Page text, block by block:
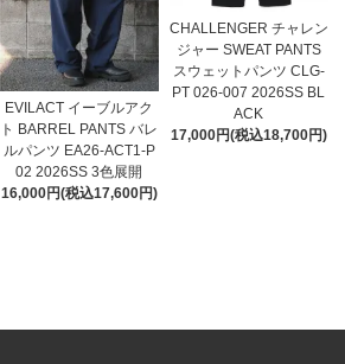
EVILACT イーブルアク
ト BARREL PANTS バレ
ルパンツ EA26-ACT1-P
02 2026SS 3色展開
16,000円(税込17,600円)
CHALLENGER チャレン
ジャー SWEAT PANTS
スウェットパンツ CLG-
PT 026-007 2026SS BL
ACK
17,000円(税込18,700円)